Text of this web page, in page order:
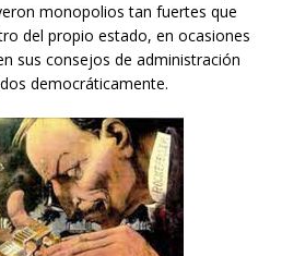
monopolios tan fuertes que
del propio estado, en ocasiones
sus consejos de administración
democráticamente.